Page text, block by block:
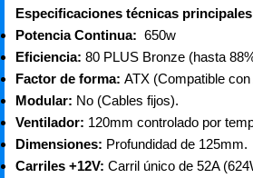
Especificaciones técnicas
Potencia Continua: 650w
Eficiencia: 80 PLUS Bronze (hasta
Factor de forma: ATX (Compatible
Modular: No (Cables fijos).
Ventilador: 120mm controlado por
Dimensiones: Profundidad de 125mm.
Carriles +12V: Carril único de 52A